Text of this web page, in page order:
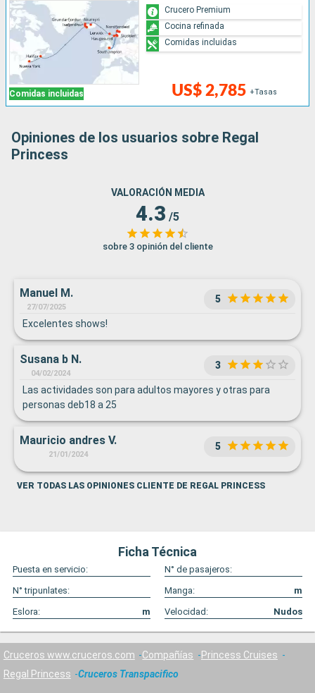
Comidas incluidas US$ 2,785 +Tasas
Crucero Premium
Cocina refinada
Comidas incluidas
Opiniones de los usuarios sobre Regal
Princess
VALORACIÓN MEDIA
4.3 /5
sobre 3 opinión del cliente
Manuel M.
27/07/2025
5
Excelentes shows!
Susana b N.
04/02/2024
3
Las actividades son para adultos mayores y otras para
personas deb18 a 25
Mauricio andres V.
21/01/2024
5
VER TODAS LAS OPINIONES CLIENTE DE REGAL PRINCESS
Ficha Técnica
Puesta en servicio:
N° de pasajeros:
N° tripunlates:
Manga:
m
Eslora:
m Velocidad: Nudos
Cruceros www.cruceros.com Compañías
Princess Cruises
Regal Princess
Cruceros Transpacifico